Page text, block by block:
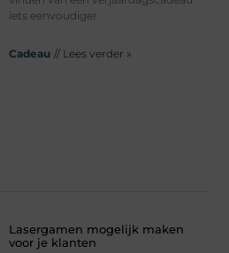
iets eenvoudiger.
Cadeau // Lees verder »
Lasergamen mogelijk maken
voor je klanten